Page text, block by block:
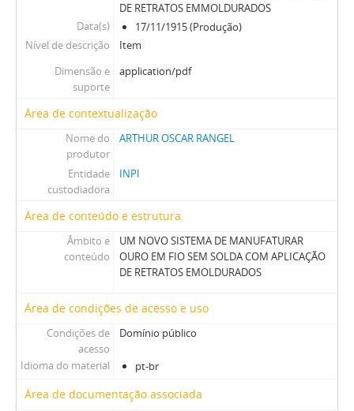
DE RETRATOS EMMOLDURADOS
Data(s)
17/11/1915 (Produção)
Nível de descrição
Item
Dimensão e
suporte
application/pdf
Área de contextualização
Nome do
produtor
ARTHUR OSCAR RANGEL
Entidade
custodiadora
INPI
Área de conteúdo e estrutura
Âmbito e
conteúdo
UM NOVO SISTEMA DE MANUFATURAR
OURO EM FIO SEM SOLDA COM APLICAÇÃO
DE RETRATOS EMOLDURADOS
Área de condições de acesso e uso
Condições de
acesso
Domínio público
Idioma do material pt-br
Área de documentação associada